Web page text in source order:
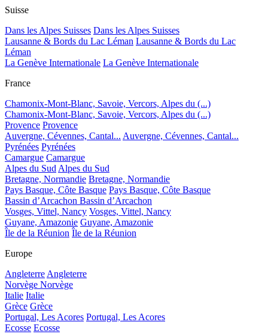
Suisse
Dans les Alpes Suisses Dans les Alpes Suisses
Lausanne & Bords du Lac Léman Lausanne & Bords du Lac
Léman
La Genève Internationale La Genève Internationale
France
Chamonix-Mont-Blanc, Savoie, Vercors, Alpes du (...)
Chamonix-Mont-Blanc, Savoie, Vercors, Alpes du (...)
Provence Provence
Auvergne, Cévennes, Cantal... Auvergne, Cévennes, Cantal...
Pyrénées Pyrénées
Camargue Camargue
Alpes du SudAlpes du Sud
Bretagne, Normandie Bretagne, Normandie
Pays Basque, Côte Basque Pays Basque, Côte Basque
Bassin d’Arcachon Bassin d’Arcachon
Vosges, Vittel, Nancy Vosges, Vittel, Nancy
Guyane, Amazonie Guyane, Amazonie
Île de la Réunion Île de la Réunion
Europe
AngleterreAngleterre
Norvège Norvège
Italie Italie
Grèce Grèce
Portugal, Les Acores Portugal, Les Acores
Ecosse Ecosse